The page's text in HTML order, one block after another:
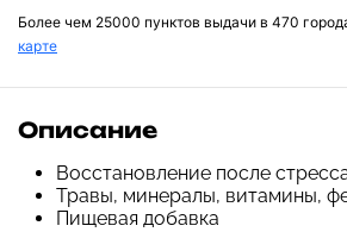
Более чем 25000 пунктов выдачи в 470
карте
Описание
Восстановление после
Травы, минералы, витамины,
Пищевая добавка